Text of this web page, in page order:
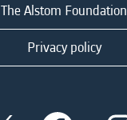
The Alstom Foundation
Privacy policy
O O